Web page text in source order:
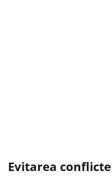
Evitarea